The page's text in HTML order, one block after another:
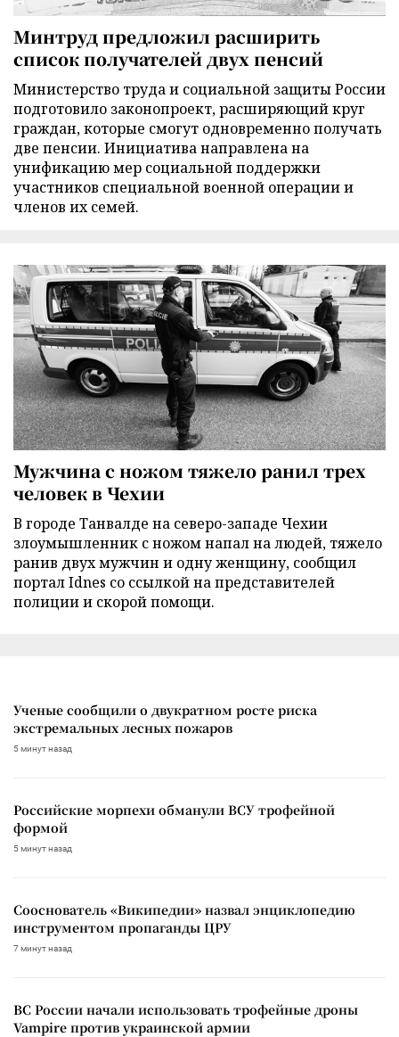
Минтруд предложил расширить
список получателей двух пенсий
Министерство труда и социальной защиты России
подготовило законопроект, расширяющий круг
граждан, которые смогут одновременно получать
две пенсии. Инициатива направлена на
унификацию мер социальной поддержки
участников специальной военной операции и
членов их семей.
Мужчина с ножом тяжело ранил трех
человек в Чехии
В городе Танвалде на северо-западе Чехии
злоумышленник с ножом напал на людей, тяжело
ранив двух мужчин и одну женщину, сообщил
портал Idnes со ссылкой на представителей
полиции и скорой помощи.
Ученые сообщили о двукратном росте риска
экстремальных лесных пожаров
5 минут назад
Российские морпехи обманули ВСУ трофейной
формой
5 минут назад
Сооснователь «Википедии» назвал энциклопедию
инструментом пропаганды ЦРУ
7 минут назад
ВС России начали использовать трофейные дроны
Vampire против украинской армии